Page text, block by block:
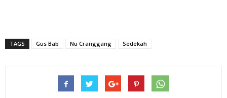
TAGS Gus Bab Nu Cranggang Sedekah